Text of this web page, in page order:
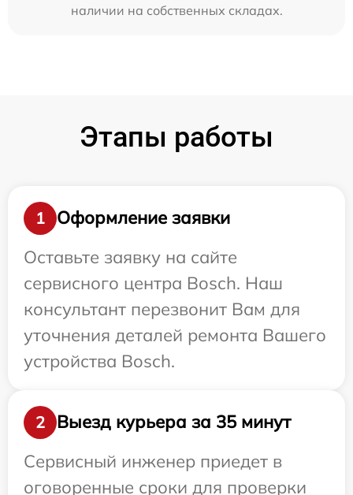
наличии на собственных складах.
Этапы работы
1
Оформление заявки
Оставьте заявку на сайте
сервисного центра Bosch. Наш
консультант перезвонит Вам для
уточнения деталей ремонта Вашего
устройства Bosch.
2
Выезд курьера за 35 минут
Сервисный инженер приедет в
оговоренные сроки для проверки